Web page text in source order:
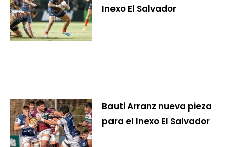
Inexo El Salvador
Bauti Arranz nueva pieza
para el Inexo El Salvador